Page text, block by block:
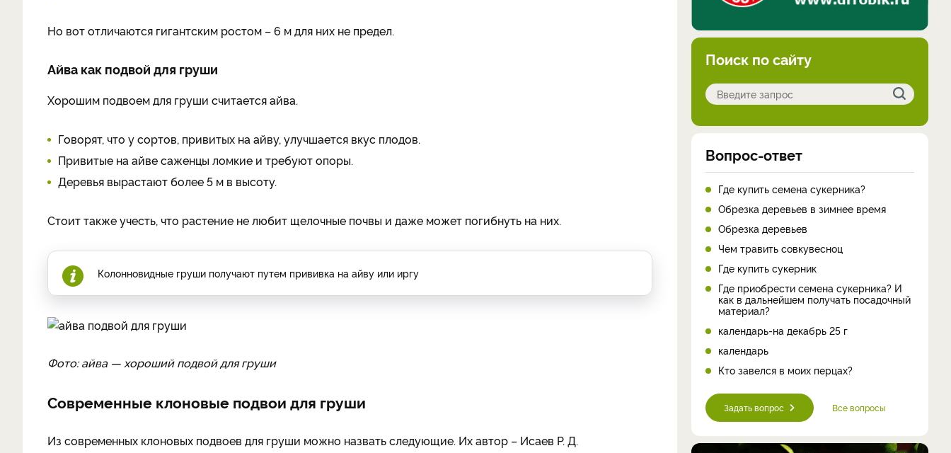
Но вот отличаются гигантским ростом – 6 м для них не предел.
Айва как подвой для груши
Хорошим подвоем для груши считается айва.
Говорят, что у сортов, привитых на айву, улучшается вкус плодов.
Привитые на айве саженцы ломкие и требуют опоры.
Деревья вырастают более 5 м в высоту.
Стоит также учесть, что растение не любит щелочные почвы и даже может погибнуть на них.
Колонновидные груши получают путем прививка на айву или иргу
Фото: айва — хороший подвой для груши
Современные клоновые подвои для груши
Из современных клоновых подвоев для груши можно назвать следующие. Их автор – Исаев Р. Д.
Поиск по сайту
Вопрос-ответ
Где купить семена сукерника?
Обрезка деревьев в зимнее время
Обрезка деревьев
Чем травить совкувесноц
Где купить сукерник
Где приобрести семена сукерника? И
как в дальнейшем получать посадочный
материал?
календарь-на декабрь 25 г
календарь
Кто завелся в моих перцах?
Задать вопрос Все вопросы